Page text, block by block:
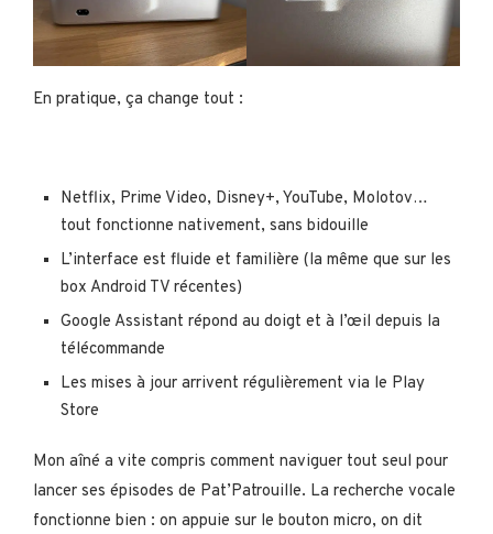
En pratique, ça change tout :
Netflix, Prime Video, Disney+, YouTube, Molotov…
tout fonctionne nativement, sans bidouille
L’interface est fluide et familière (la même que sur les
box Android TV récentes)
Google Assistant répond au doigt et à l’œil depuis la
télécommande
Les mises à jour arrivent régulièrement via le Play
Store
Mon aîné a vite compris comment naviguer tout seul pour
lancer ses épisodes de Pat’Patrouille. La recherche vocale
fonctionne bien : on appuie sur le bouton micro, on dit